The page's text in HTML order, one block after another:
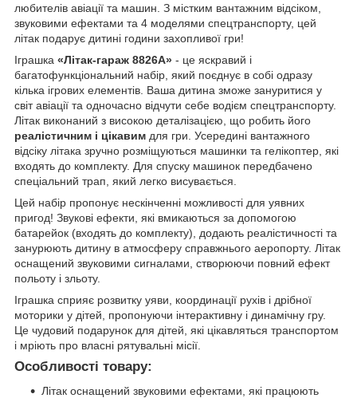
любителів авіації та машин. З містким вантажним відсіком,
звуковими ефектами та 4 моделями спецтранспорту, цей
літак подарує дитині години захопливої гри!
Іграшка «Літак-гараж 8826А» - це яскравий і
багатофункціональний набір, який поєднує в собі одразу
кілька ігрових елементів. Ваша дитина зможе зануритися у
світ авіації та одночасно відчути себе водієм спецтранспорту.
Літак виконаний з високою деталізацією, що робить його
реалістичним і цікавим для гри. Усередині вантажного
відсіку літака зручно розміщуються машинки та гелікоптер, які
входять до комплекту. Для спуску машинок передбачено
спеціальний трап, який легко висувається.
Цей набір пропонує нескінченні можливості для уявних
пригод! Звукові ефекти, які вмикаються за допомогою
батарейок (входять до комплекту), додають реалістичності та
занурюють дитину в атмосферу справжнього аеропорту. Літак
оснащений звуковими сигналами, створюючи повний ефект
польоту і зльоту.
Іграшка сприяє розвитку уяви, координації рухів і дрібної
моторики у дітей, пропонуючи інтерактивну і динамічну гру.
Це чудовий подарунок для дітей, які цікавляться транспортом
і мріють про власні рятувальні місії.
Особливості товару:
Літак оснащений звуковими ефектами, які працюють